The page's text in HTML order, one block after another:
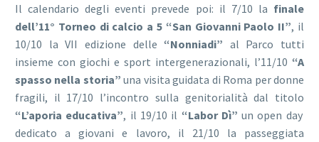
Il calendario degli eventi prevede poi: il 7/10 la finale
dell’11° Torneo di calcio a 5 “San Giovanni Paolo II”, il
10/10 la VII edizione delle “Nonniadi” al Parco tutti
insieme con giochi e sport intergenerazionali, l’11/10 “A
spasso nella storia” una visita guidata di Roma per donne
fragili, il 17/10 l’incontro sulla genitorialità dal titolo
“L’aporia educativa”, il 19/10 il “Labor Dì” un open day
dedicato a giovani e lavoro, il 21/10 la passeggiata